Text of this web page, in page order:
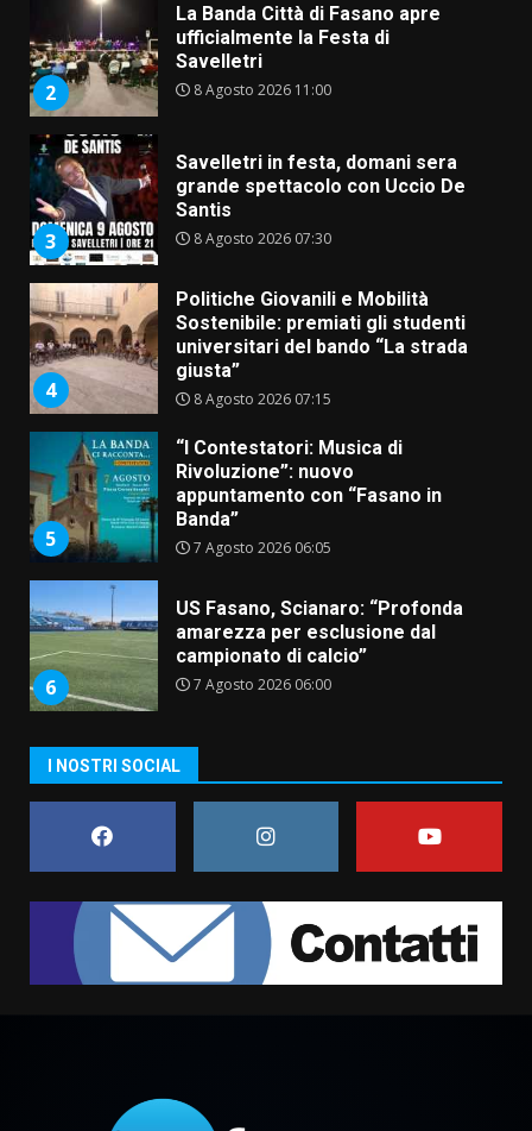
2
La Banda Città di Fasano apre
ufficialmente la Festa di
Savelletri
8 Agosto 2026 11:00
3
Savelletri in festa, domani sera
grande spettacolo con Uccio De
Santis
8 Agosto 2026 07:30
4
Politiche Giovanili e Mobilità
Sostenibile: premiati gli studenti
universitari del bando “La strada
giusta”
8 Agosto 2026 07:15
5
“I Contestatori: Musica di
Rivoluzione”: nuovo
appuntamento con “Fasano in
Banda”
7 Agosto 2026 06:05
6
US Fasano, Scianaro: “Profonda
amarezza per esclusione dal
campionato di calcio”
7 Agosto 2026 06:00
Fasanese ferito a colpi di arma
1
Serie D, l’Us Fasano non molla e
conferma di voler ricorrere per
ottenere l’iscrizione
8 Agosto 2026 19:55
Savelletri
I NOSTRI SOCIAL